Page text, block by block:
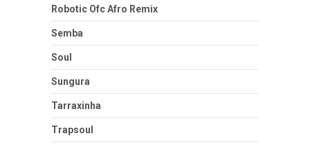
Robotic Ofc Afro Remix
Semba
Soul
Sungura
Tarraxinha
Trapsoul